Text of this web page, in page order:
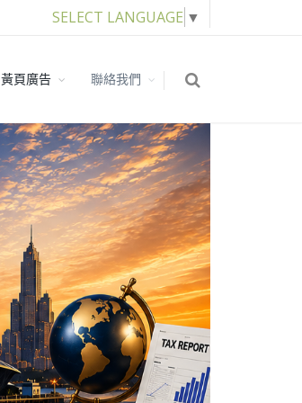
SELECT LANGUAGE ▼
黃頁廣告 聯絡我們